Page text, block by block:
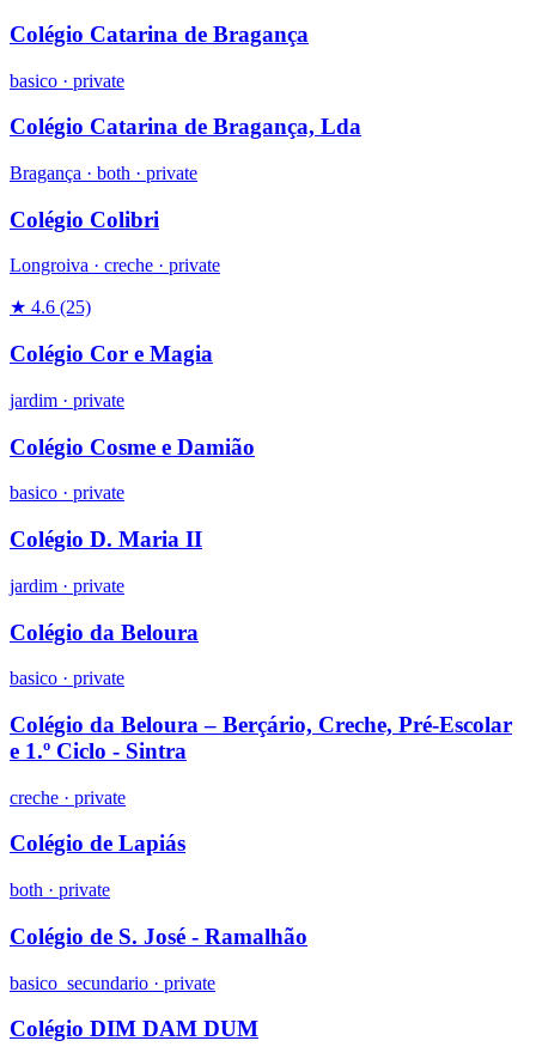
Colégio Catarina de Bragança
basico · private
Colégio Catarina de Bragança, Lda
Bragança · both · private
Colégio Colibri
Longroiva · creche · private
★ 4.6 (25)
Colégio Cor e Magia
jardim · private
Colégio Cosme e Damião
basico · private
Colégio D. Maria II
jardim · private
Colégio da Beloura
basico · private
Colégio da Beloura – Berçário, Creche, Pré-Escolar
e 1.º Ciclo - Sintra
creche · private
Colégio de Lapiás
both · private
Colégio de S. José - Ramalhão
basico_secundario · private
Colégio DIM DAM DUM